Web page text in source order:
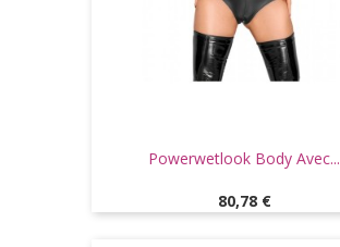
Powerwetlook Body Avec...
Prix
80,78 €